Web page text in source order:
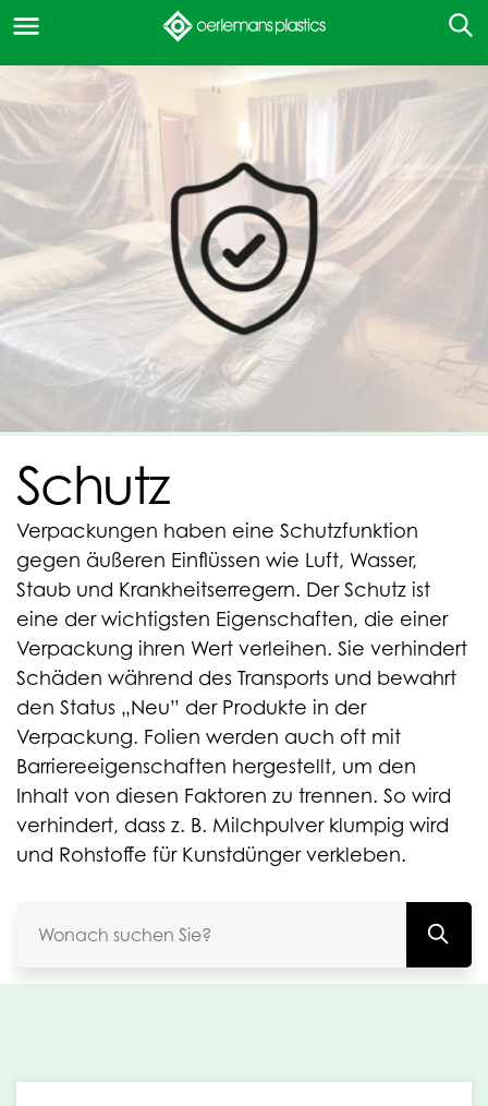
Schutz
Verpackungen haben eine Schutzfunktion
gegen äußeren Einflüssen wie Luft, Wasser,
Staub und Krankheitserregern. Der Schutz ist
eine der wichtigsten Eigenschaften, die einer
Verpackung ihren Wert verleihen. Sie verhindert
Schäden während des Transports und bewahrt
den Status „Neu” der Produkte in der
Verpackung. Folien werden auch oft mit
Barriereeigenschaften hergestellt, um den
Inhalt von diesen Faktoren zu trennen. So wird
verhindert, dass z. B. Milchpulver klumpig wird
und Rohstoffe für Kunstdünger verkleben.